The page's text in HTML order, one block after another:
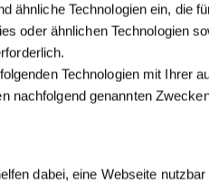
ähnliche Technologien ein, die
oder ähnlichen Technologien
Technologien mit Ihrer
nachfolgend genannten
dabei, eine Webseite